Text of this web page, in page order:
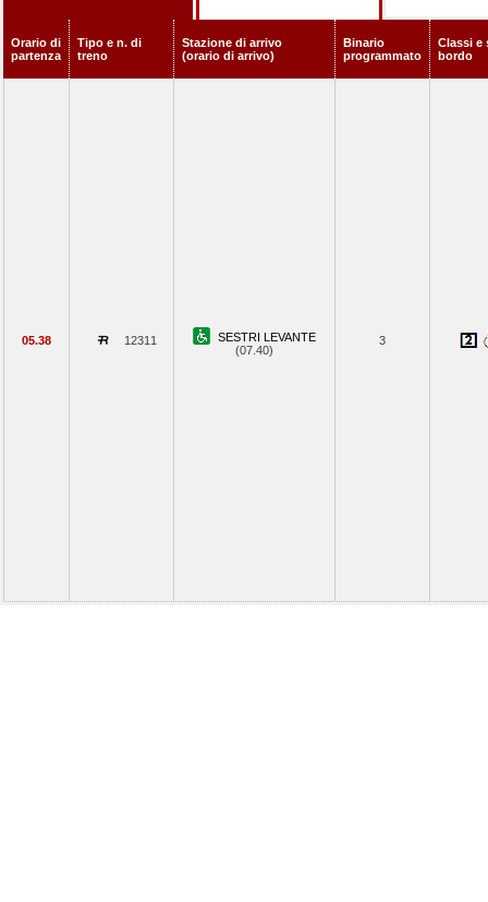
Orario di
partenza
Tipo e n. di
treno
Stazione di arrivo
(orario di arrivo)
Binario
programmato
Classi e
bordo
05.38 12311
SESTRI LEVANTE
(07.40)
3